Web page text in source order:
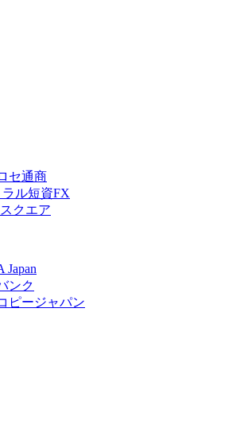
セ通商
ル短資FX
クエア
Japan
ンク
ピージャパン